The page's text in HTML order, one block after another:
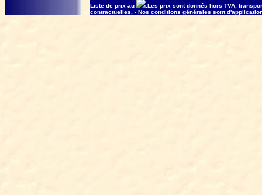
Liste de prix au
.Les prix sont donnés hors TVA,
contractuelles.
- Nos conditions générales sont